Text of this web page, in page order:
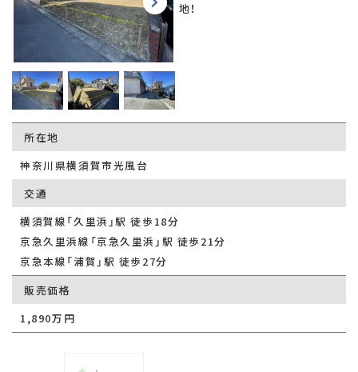
地！
所在地
神奈川県横須賀市光風台
交通
横須賀線「久里浜」駅 徒歩18分
京急久里浜線「京急久里浜」駅 徒歩21分
京急本線「浦賀」駅 徒歩27分
販売価格
1,890万円